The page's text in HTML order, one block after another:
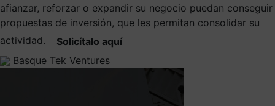
afianzar, reforzar o expandir su negocio puedan conseguir
propuestas de inversión, que les permitan consolidar su
actividad.
Solicítalo aquí
Basque Tek Ventures